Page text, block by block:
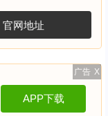
官网地址
广告 X
APP下载